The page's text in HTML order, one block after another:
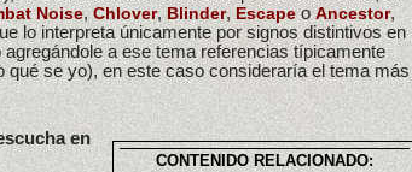
Noise,Chlover,Blinder,Escapeo Ancestor,
lo interpreta únicamente por signos distintivos en
a ese tema referencias típicamente
se yo), en este caso consideraría el tema más
CONTENIDO RELACIONADO:
en